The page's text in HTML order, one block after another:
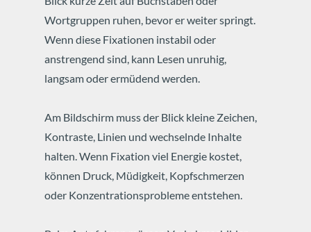
Wortgruppen ruhen, bevor er weiter springt.
Wenn diese Fixationen instabil oder
anstrengend sind, kann Lesen unruhig,
langsam oder ermüdend werden.
Am Bildschirm muss der Blick kleine Zeichen,
Kontraste, Linien und wechselnde Inhalte
halten. Wenn Fixation viel Energie kostet,
können Druck, Müdigkeit, Kopfschmerzen
oder Konzentrationsprobleme entstehen.